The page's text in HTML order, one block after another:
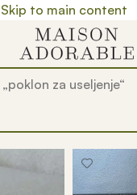
Skip to main content
/
za useljenje“